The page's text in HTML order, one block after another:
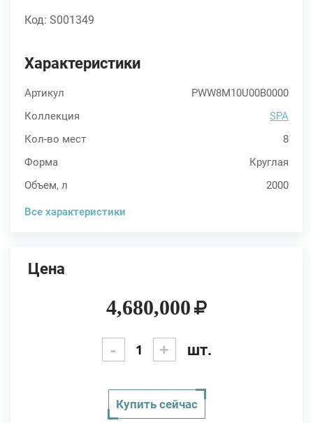
Код: S001349
Характеристики
Артикул
PWW8M10U00B0000
Коллекция
SPA
Кол-во мест
8
Форма
Круглая
Объем, л
2000
Все характеристики
Цена
4,680,000
-
+ шт.
Купить сейчас